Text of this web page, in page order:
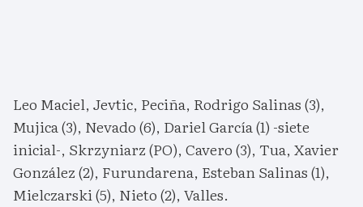
Leo Maciel, Jevtic, Peciña, Rodrigo Salinas (3),
Mujica (3), Nevado (6), Dariel García (1) -siete
inicial-, Skrzyniarz (PO), Cavero (3), Tua, Xavier
González (2), Furundarena, Esteban Salinas (1),
Mielczarski (5), Nieto (2), Valles.